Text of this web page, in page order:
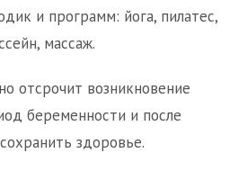
и программ: йога, пилатес,
массаж.
отсрочит возникновение
беременности и после
здоровье.